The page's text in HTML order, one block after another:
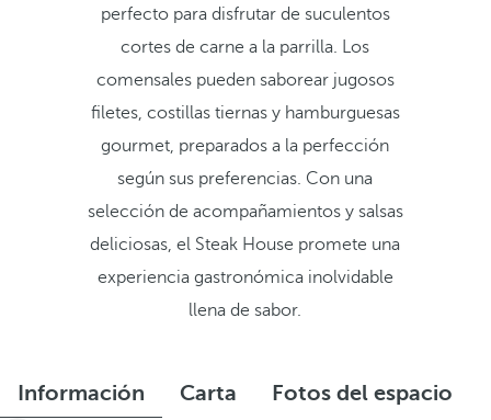
perfecto para disfrutar de suculentos
cortes de carne a la parrilla. Los
comensales pueden saborear jugosos
filetes, costillas tiernas y hamburguesas
gourmet, preparados a la perfección
según sus preferencias. Con una
selección de acompañamientos y salsas
deliciosas, el Steak House promete una
experiencia gastronómica inolvidable
llena de sabor.
Información Carta Fotos del espacio